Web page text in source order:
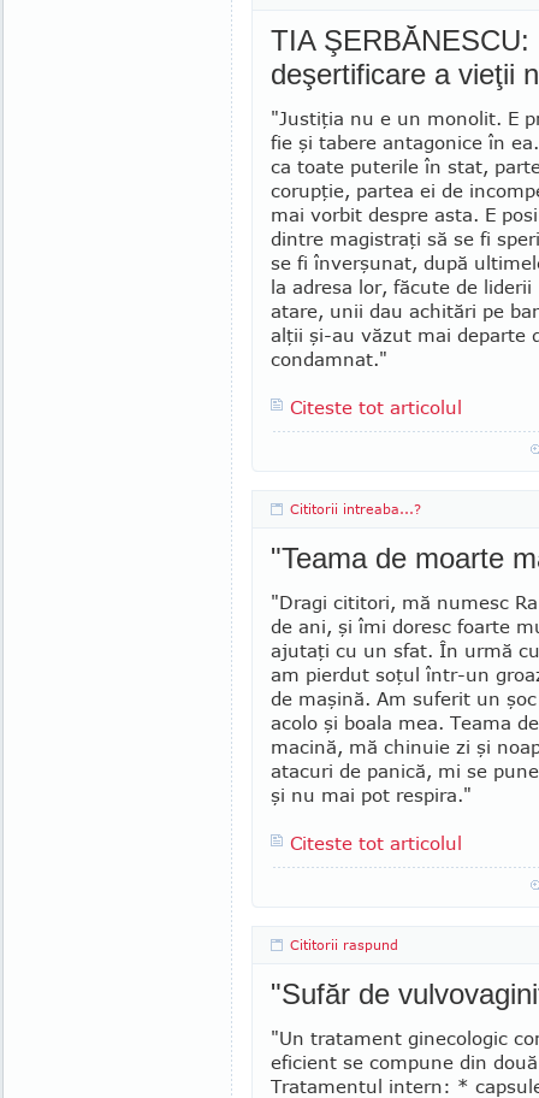
TIA
deşertificare a vieţii
"Justiţia nu e un monolit. E
fie şi tabere antagonice în
ca toate pu­terile în stat,
corupţie, partea ei de
mai vorbit despre asta. E
din­tre magistraţi să se fi
se fi înver­şunat, după
la adresa lor, făcute de liderii
atare, unii dau achitări pe
alţii şi-au văzut mai departe
condamnat."
Citeste tot articolul
Cititorii intreaba...?
"Teama de moarte
"Dragi cititori, mă numesc
de ani, şi îmi doresc foarte
ajutaţi cu un sfat. În urmă
am pierdut soţul într-un
de maşină. Am suferit un
acolo şi boala mea. Teama
macină, mă chinuie zi şi
atacuri de panică, mi se
şi nu mai pot res­pira."
Citeste tot articolul
Cititorii raspund
"Sufăr de
"Un tratament ginecologic
eficient se compune din
Tratamentul intern: *